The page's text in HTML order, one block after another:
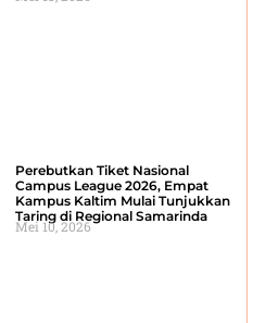
Perebutkan Tiket Nasional
Campus League 2026, Empat
Kampus Kaltim Mulai Tunjukkan
Taring di Regional Samarinda
Mei 10, 2026